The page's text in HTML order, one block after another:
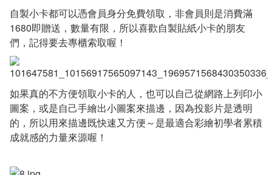
自製小卡都可以憑會員身分免費領取，非會員則是消費滿
1680即贈送，數量有限，所以喜歡自製貼紙小卡的朋友
們，記得要去專櫃索取喔！
如果真的不方便領取小卡的人，也可以自己從網路上列印小
圖案，或是自己手繪出小圖案來描邊，因為投影片是透明
的，所以用來描邊既快速又方便～是最適合彩繪初學者累積
成就感的力量來源喔！